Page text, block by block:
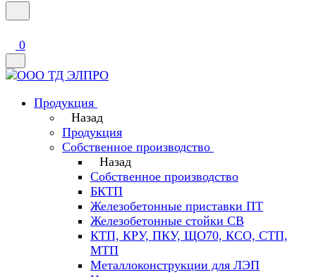
0
Продукция
Назад
Продукция
Собственное производство
Назад
Собственное производство
БКТП
Железобетонные приставки ПТ
Железобетонные стойки СВ
КТП, КРУ, ПКУ, ЩО70, КСО, СТП,
МТП
Металлоконструкции для ЛЭП